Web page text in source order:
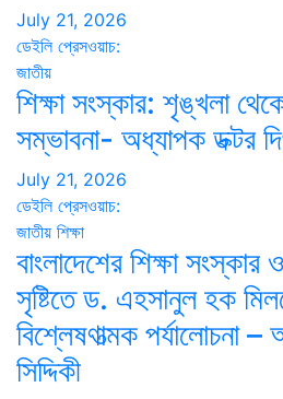
July 21, 2026
ডেইলি প্রেসওয়াচ:
জাতীয়
শিক্ষা সংস্কার: শৃঙ্খলা
সম্ভাবনা- অধ্যাপক ডক্টর
July 21, 2026
ডেইলি প্রেসওয়াচ:
জাতীয় শিক্ষা
বাংলাদেশের শিক্ষা
সৃষ্টিতে ড. এহসানুল হক
বিশ্লেষণাত্মক পর্যালোচনা
সিদ্দিকী